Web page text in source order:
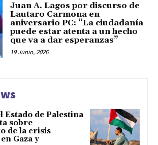
Juan A. Lagos por discurso de
Lautaro Carmona en
aniversario PC: “La ciudadanía
puede estar atenta a un hecho
que va a dar esperanzas”
19 Junio, 2026
Estado de Palestina
sobre
de la crisis
Gaza y